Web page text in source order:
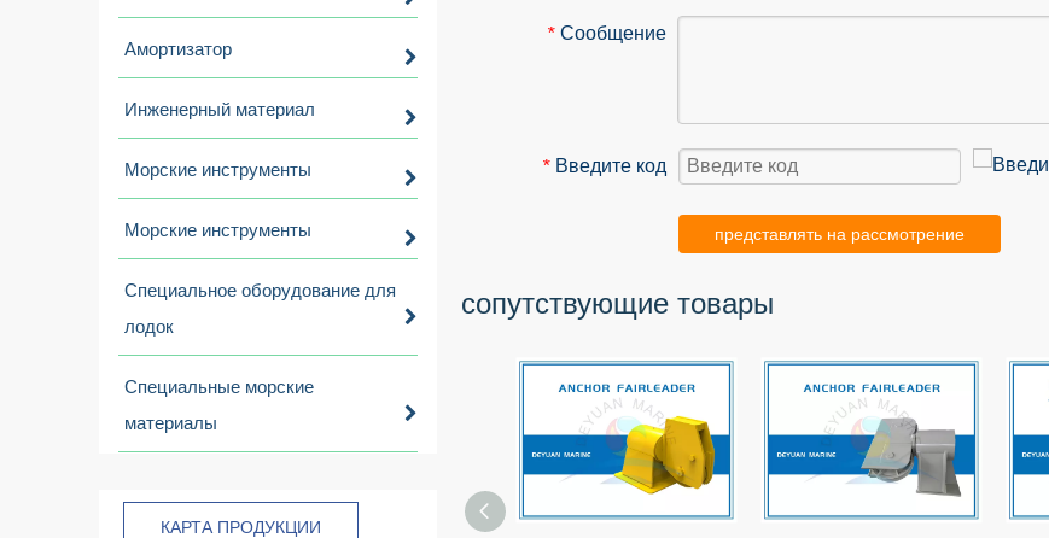
Амортизатор
Инженерный материал
Морские инструменты
Морские инструменты
Специальное оборудование для
лодок
Специальные морские
материалы
КАРТА ПРОДУКЦИИ
* Сообщение
* Введите код
представлять на рассмотрение
сопутствующие товары